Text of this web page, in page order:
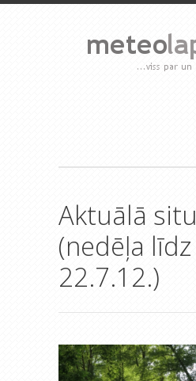
Aktuālā
(nedēļa līdz
22.7.12.)